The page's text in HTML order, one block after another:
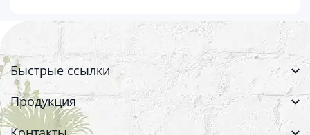
Быстрые ссылки
Продукция